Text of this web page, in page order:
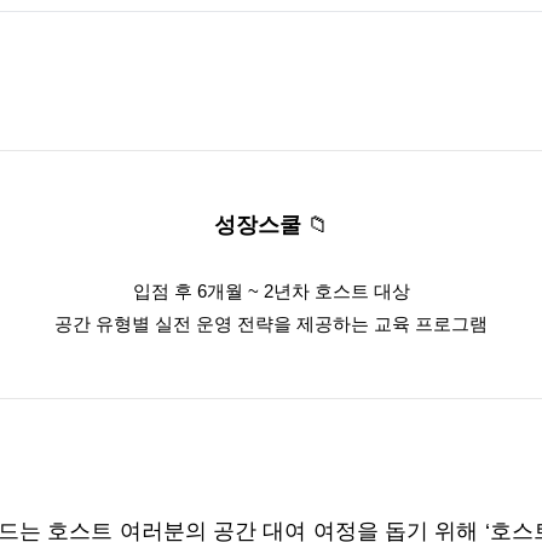
성장스쿨 📁
입점 후 6개월 ~ 2년차 호스트 대상
공간 유형별 실전 운영 전략을 제공하는 교육 프로그램
는 호스트 여러분의 공간 대여 여정을 돕기 위해 ‘호스